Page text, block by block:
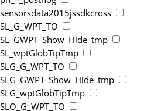
sensorsdata2015jssdkcross
SL_G_WPT_TO
SL_GWPT_Show_Hide_tmp
SL_wptGlobTipTmp
SLG_G_WPT_TO
SLG_GWPT_Show_Hide_tmp
SLG_wptGlobTipTmp
SLO_G_WPT_TO